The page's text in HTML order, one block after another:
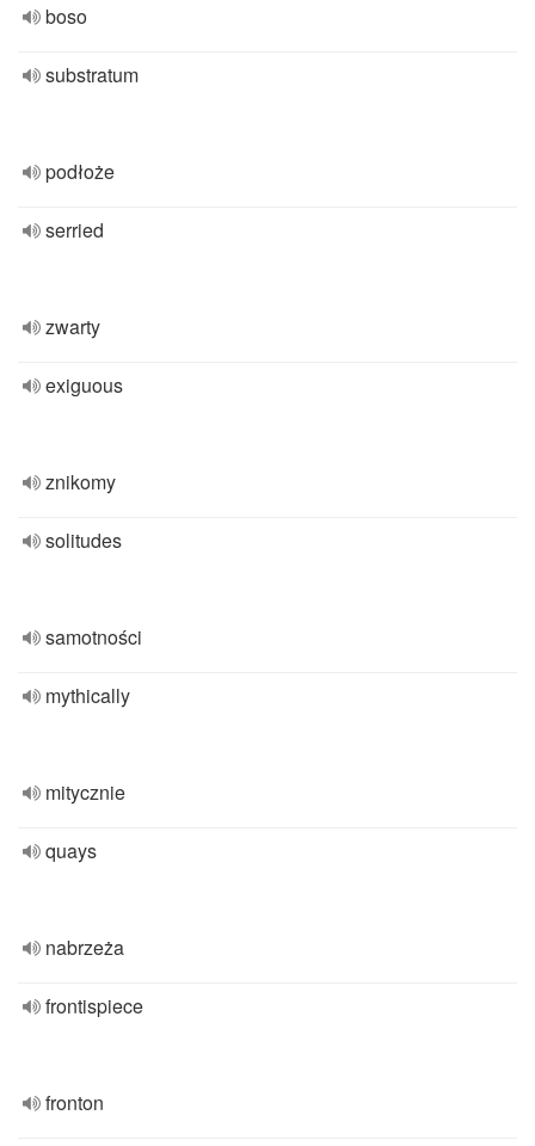
boso
substratum
podłoże
serried
zwarty
exiguous
znikomy
solitudes
samotności
mythically
mitycznie
quays
nabrzeża
frontispiece
fronton